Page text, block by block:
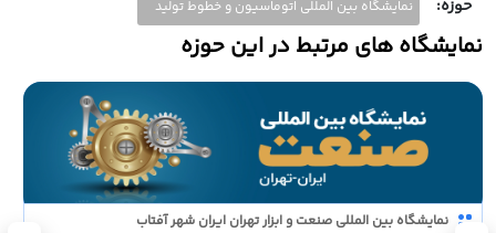
حوزه: نمایشگاه بین المللی اتوماسیون و خطوط تولید
نمایشگاه های مرتبط در این حوزه
نمایشگاه بین المللی اتوماسیون صنعتی و تولید هوشمند پکن چین